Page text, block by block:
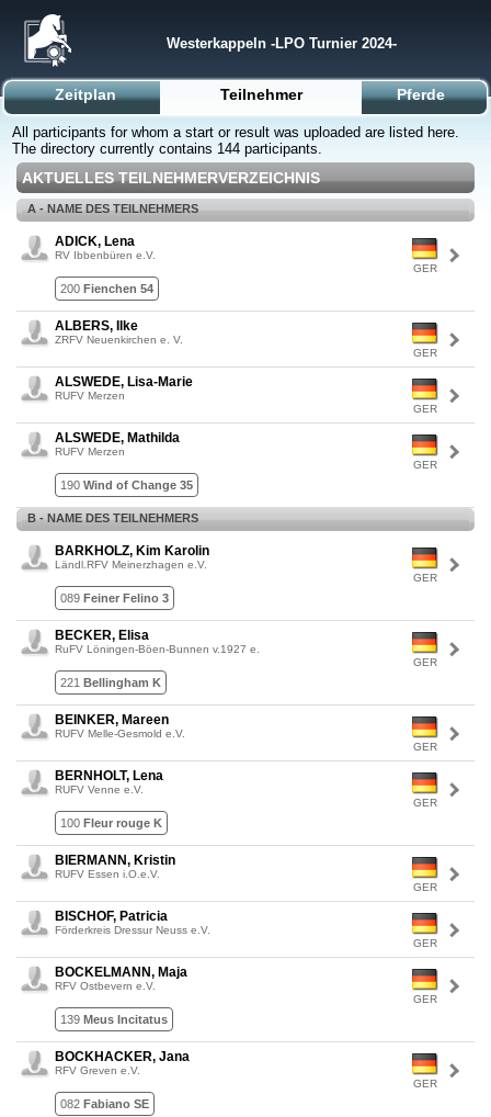
Westerkappeln -LPO Turnier 2024-
Zeitplan Teilnehmer Pferde
All participants for whom a start or result was uploaded are listed here.
The directory currently contains 144 participants.
AKTUELLES TEILNEHMERVERZEICHNIS
A - NAME DES TEILNEHMERS
GER
ADICK, Lena
RV Ibbenbüren e.V.
200 Fienchen 54
GER
ALBERS, Ilke
ZRFV Neuenkirchen e. V.
GER
ALSWEDE, Lisa-Marie
RUFV Merzen
GER
ALSWEDE, Mathilda
RUFV Merzen
190 Wind of Change 35
B - NAME DES TEILNEHMERS
GER
BARKHOLZ, Kim Karolin
Ländl.RFV Meinerzhagen e.V.
089 Feiner Felino 3
GER
BECKER, Elisa
RuFV Löningen-Böen-Bunnen v.1927 e.
221 Bellingham K
GER
BEINKER, Mareen
RUFV Melle-Gesmold e.V.
GER
BERNHOLT, Lena
RUFV Venne e.V.
100 Fleur rouge K
GER
BIERMANN, Kristin
RUFV Essen i.O.e.V.
GER
BISCHOF, Patricia
Förderkreis Dressur Neuss e.V.
GER
BOCKELMANN, Maja
RFV Ostbevern e.V.
139 Meus Incitatus
GER
BOCKHACKER, Jana
RFV Greven e.V.
082 Fabiano SE